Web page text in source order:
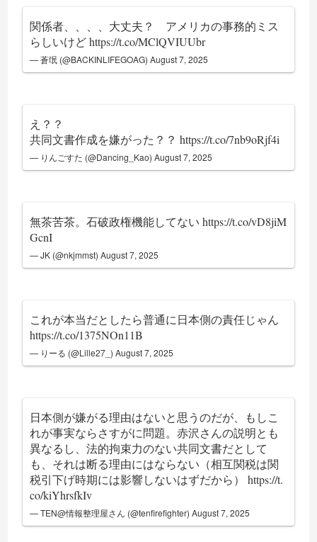
関係者、、、、大丈夫？ アメリカの事務的ミス
らしいけどhttps://t.co/MClQVIUUbr
— 蒼氓 (@BACKINLIFEGOAG)August 7, 2025
え？？
共同文書作成を嫌がった？？https://t.co/7nb9oRjf4i
— りんごすた (@Dancing_Kao)August 7, 2025
無茶苦茶。石破政権機能してないhttps://t.co/vD8jiM
GcnI
— JK (@nkjmmst)August 7, 2025
これが本当だとしたら普通に日本側の責任じゃん
https://t.co/1375NOn11B
— りーる (@Lille27_)August 7, 2025
日本側が嫌がる理由はないと思うのだが、もしこ
れが事実ならさすがに問題。赤沢さんの説明とも
異なるし、法的拘束力のない共同文書だとして
も、それは断る理由にはならない（相互関税は関
税引下げ時期には影響しないはずだから）https://t.
co/kiYhrsfkIv
— TEN@情報整理屋さん (@tenfirefighter)August 7, 2025